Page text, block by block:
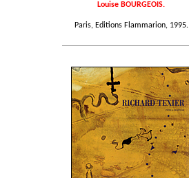
Louise BOURGEOIS.
Paris, Editions Flammarion, 1995.